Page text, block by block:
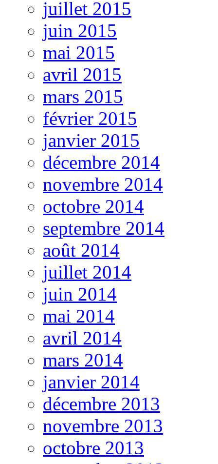
juillet 2015
juin 2015
mai 2015
avril 2015
mars 2015
février 2015
janvier 2015
décembre 2014
novembre 2014
octobre 2014
septembre 2014
août 2014
juillet 2014
juin 2014
mai 2014
avril 2014
mars 2014
janvier 2014
décembre 2013
novembre 2013
octobre 2013